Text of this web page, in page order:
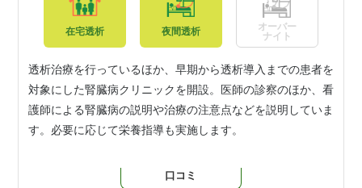
在宅透析 夜間透析
オーバー
ナイト
透析治療を行っているほか、早期から透析導入までの患者を
対象にした腎臓病クリニックを開設。医師の診察のほか、看
護師による腎臓病の説明や治療の注意点などを説明していま
す。必要に応じて栄養指導も実施します。
口コミ